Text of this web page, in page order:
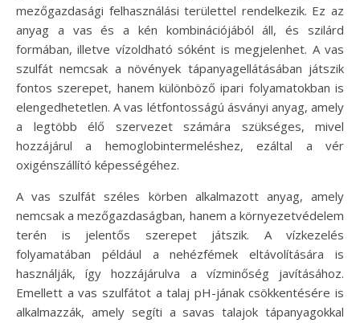
mezőgazdasági felhasználási területtel rendelkezik. Ez az
anyag a vas és a kén kombinációjából áll, és szilárd
formában, illetve vízoldható sóként is megjelenhet. A vas
szulfát nemcsak a növények tápanyagellátásában játszik
fontos szerepet, hanem különböző ipari folyamatokban is
elengedhetetlen. A vas létfontosságú ásványi anyag, amely
a legtöbb élő szervezet számára szükséges, mivel
hozzájárul a hemoglobintermeléshez, ezáltal a vér
oxigénszállító képességéhez.
A vas szulfát széles körben alkalmazott anyag, amely
nemcsak a mezőgazdaságban, hanem a környezetvédelem
terén is jelentős szerepet játszik. A vízkezelés
folyamatában például a nehézfémek eltávolítására is
használják, így hozzájárulva a vízminőség javításához.
Emellett a vas szulfátot a talaj pH-jának csökkentésére is
alkalmazzák, amely segíti a savas talajok tápanyagokkal